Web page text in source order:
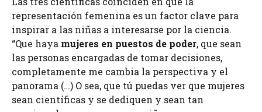
representación femenina es un factor clave para
inspirar a las niñas a interesarse por la ciencia.
“Que haya mujeres en puestos de poder, que sean
las personas encargadas de tomar decisiones,
completamente me cambia la perspectiva y el
panorama (…) O sea, que tú puedas ver que mujeres
sean científicas y se dediquen y sean tan